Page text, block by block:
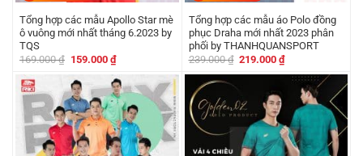
Tổng hợp các mẫu Apollo Star mè
ô vuông mới nhất tháng 6.2023 by
TQS
169.000₫ Giá
là:
169.000 ₫.
159.000 ₫Giá
hiện
tại
là:
159.000 ₫.
Tổng hợp các mẫu áo Polo đồng
phục Draha mới nhất 2023 phân
phối by THANHQUANSPORT
239.000₫ Giá
là:
219.000₫Giá
tại
219.000 ₫.